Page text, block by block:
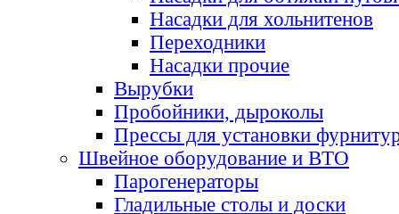
Насадки для хольнитенов
Переходники
Насадки прочие
Вырубки
Пробойники, дыроколы
Прессы для установки
Швейное оборудование и ВТО
Парогенераторы
Гладильные столы и доски